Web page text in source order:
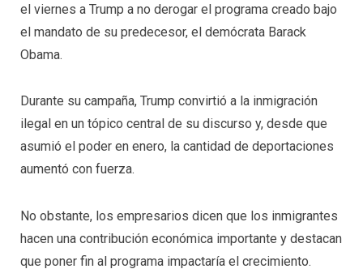
el viernes a Trump a no derogar el programa creado bajo
el mandato de su predecesor, el demócrata Barack
Obama.
Durante su campaña, Trump convirtió a la inmigración
ilegal en un tópico central de su discurso y, desde que
asumió el poder en enero, la cantidad de deportaciones
aumentó con fuerza.
No obstante, los empresarios dicen que los inmigrantes
hacen una contribución económica importante y destacan
que poner fin al programa impactaría el crecimiento.